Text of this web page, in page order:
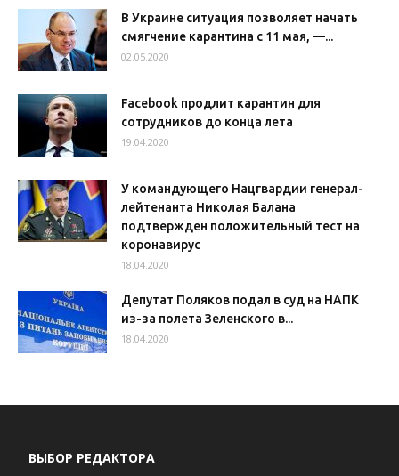
В Украине ситуация позволяет начать
смягчение карантина с 11 мая, —...
02.05.2020
Facebook продлит карантин для
сотрудников до конца лета
19.04.2020
У командующего Нацгвардии генерал-
лейтенанта Николая Балана
подтвержден положительный тест на
коронавирус
18.04.2020
Депутат Поляков подал в суд на НАПК
из-за полета Зеленского в...
18.04.2020
ВЫБОР РЕДАКТОРА